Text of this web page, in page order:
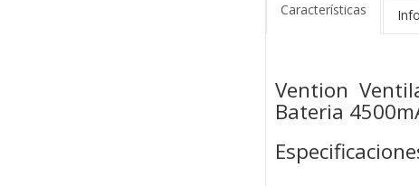
Características
Vention
Bateria